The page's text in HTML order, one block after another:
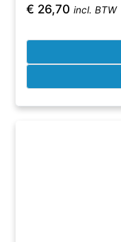
€ 26,70 incl. BTW